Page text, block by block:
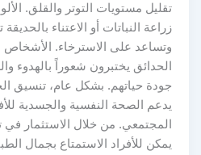
تقليل مستويات التوتر والقلق.
زراعة النباتات أو الاعتناء
وتساعد على الاسترخاء. الأشخاص
الحدائق يختبرون شعوراً بالهدوء
جودة حياتهم. بشكل عام، تنسيق
يدعم الصحة النفسية والجسدية
المجتمعي. من خلال الاستثمار في
يمكن للأفراد الاستمتاع بجمال